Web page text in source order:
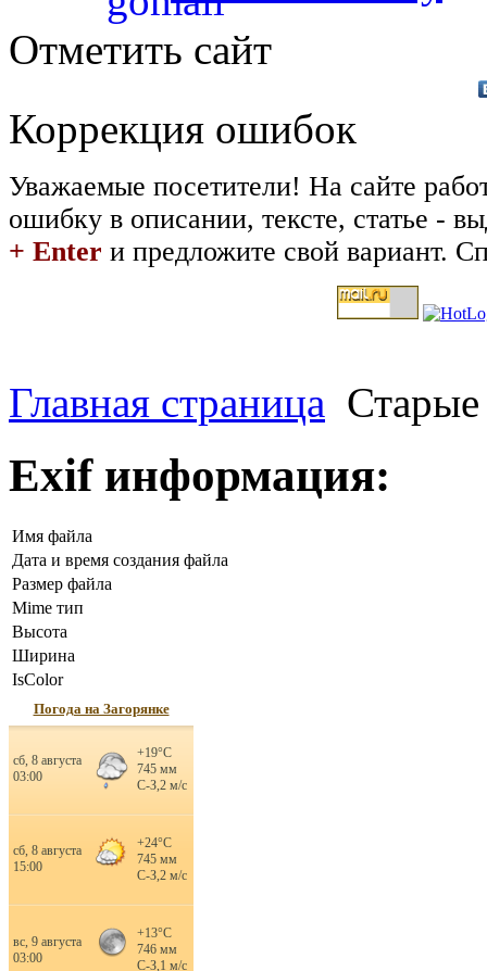
Отметить сайт
Коррекция ошибок
Уважаемые посетители! На сайте
ошибку в описании, тексте, статье -
+ Enter и предложите свой вариант.
Главная страница
Exif информация:
Имя файла
Дата и время создания файла
Размер файла
Mime тип
Высота
Ширина
IsColor
Погода на Загорянке